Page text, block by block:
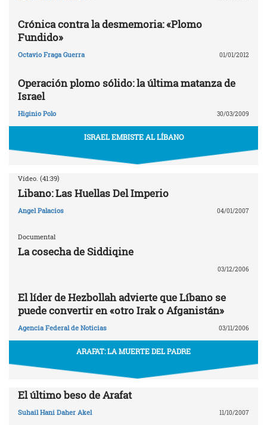
Crónica contra la desmemoria: «Plomo
Fundido»
Octavio Fraga Guerra 01/01/2012
Operación plomo sólido: la última matanza de
Israel
Higinio Polo 30/03/2009
ISRAEL EMBISTE AL LÍBANO
Vídeo. (41:39)
Libano: Las Huellas Del Imperio
Angel Palacios 04/01/2007
Documental
La cosecha de Siddiqine
03/12/2006
El líder de Hezbollah advierte que Líbano se
puede convertir en «otro Irak o Afganistán»
Agencia Federal de Noticias 03/11/2006
ARAFAT: LA MUERTE DEL PADRE
El último beso de Arafat
Suhail Hani Daher Akel 11/10/2007